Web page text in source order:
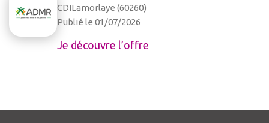
CDILamorlaye (60260)
Publié le 01/07/2026
Je découvre l’offre